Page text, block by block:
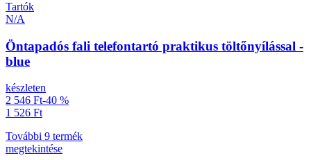
Tartók
N/A
Öntapadós fali telefontartó praktikus töltőnyílással -
blue
készleten
2 546 Ft-40 %
1 526 Ft
További 9 termék
megtekintése